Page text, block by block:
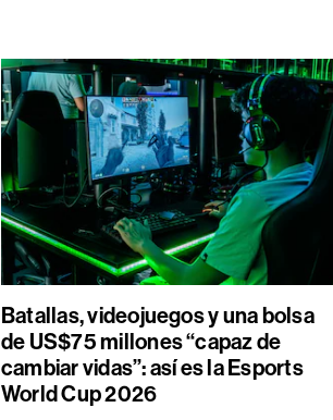
Batallas, videojuegos y una bolsa
de US$75 millones “capaz de
cambiar vidas”: así es la Esports
World Cup 2026